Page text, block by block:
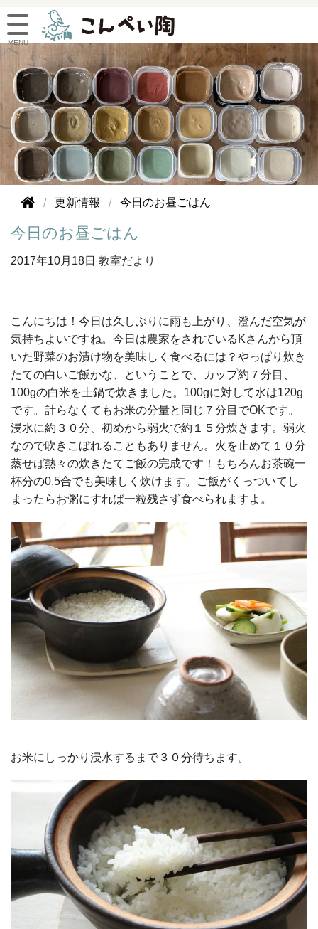
更新情報 今日のお昼ごはん
今日のお昼ごはん
2017年10月18日 教室だより
こんにちは！今日は久しぶりに雨も上がり、澄んだ空気が
気持ちよいですね。今日は農家をされているKさんから頂
いた野菜のお漬け物を美味しく食べるには？やっぱり炊き
たての白いご飯かな、ということで、カップ約７分目、
100gの白米を土鍋で炊きました。100gに対して水は120g
です。計らなくてもお米の分量と同じ７分目でOKです。
浸水に約３０分、初めから弱火で約１５分炊きます。弱火
なので吹きこぼれることもありません。火を止めて１０分
蒸せば熱々の炊きたてご飯の完成です！もちろんお茶碗一
杯分の0.5合でも美味しく炊けます。ご飯がくっついてし
まったらお粥にすれば一粒残さず食べられますよ。
お米にしっかり浸水するまで３０分待ちます。